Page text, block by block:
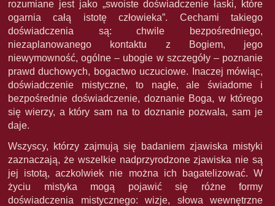
rozumiane jest jako „swoiste doświadczenie łaski, które
ogarnia całą istotę człowieka”. Cechami takiego
doświadczenia są: chwile bezpośredniego,
niezaplanowanego kontaktu z Bogiem, jego
niewymowność, ogólne – ubogie w szczegóły – poznanie
prawd duchowych, bogactwo uczuciowe. Inaczej mówiąc,
doświadczenie mistyczne, to nagłe, ale świadome i
bezpośrednie doświadczenie, doznanie Boga, w którego
się wierzy, a który sam na to doznanie pozwala, sam je
daje.
Wszyscy, którzy zajmują się badaniem zjawiska mistyki
zaznaczają, że wszelkie nadprzyrodzone zjawiska nie są
jej istotą, aczkolwiek nie można ich bagatelizować. W
życiu mistyka mogą pojawić się różne formy
doświadczenia mistycznego: wizje, słowa wewnętrzne